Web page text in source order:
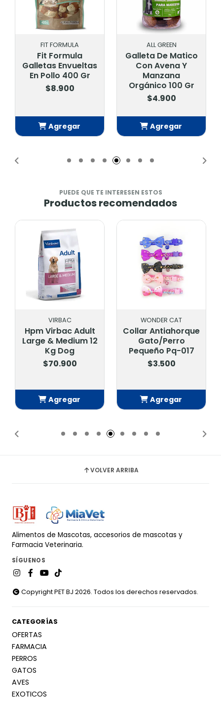
FIT FORMULA
Fit Formula
Galletas Envueltas
En Pollo 400 Gr
$8.900
Agregar
ALL GREEN
Galleta De Matico
Con Avena Y
Manzana
Orgánico 100 Gr
$4.900
Agregar
PUEDE QUE TE INTERESEN ESTOS
Productos recomendados
VIRBAC
Hpm Virbac Adult
Large & Medium 12
Kg Dog
$70.900
Agregar
WONDER CAT
Collar Antiahorque
Gato/Perro
Pequeño Pq-017
$3.500
Agregar
VOLVER ARRIBA
Alimentos de Mascotas, accesorios de mascotas y
Farmacia Veterinaria.
SÍGUENOS
Copyright PET BJ 2026. Todos los derechos reservados.
CATEGORÍAS
OFERTAS
FARMACIA
PERROS
GATOS
AVES
EXOTICOS